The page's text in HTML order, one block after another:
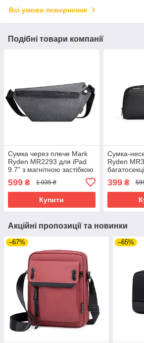
Всі умови повернення
Подібні товари компанії
Сумка через плече Mark
Ryden MR2293 для iPad
9.7” з магнітною застібкою
(Сірий)
599 ₴ 1 035 ₴
Купити
Сумка-
Ryden
захистом
(Чорний)
399₴
Акційні пропозиції та новинки
–67% –65%